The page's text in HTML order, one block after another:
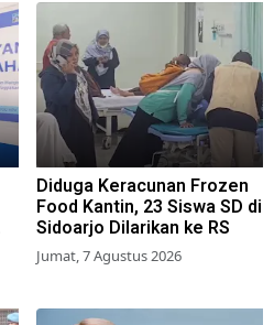
Diduga Keracunan Frozen
Food Kantin, 23 Siswa SD di
Sidoarjo Dilarikan ke RS
Jumat, 7 Agustus 2026